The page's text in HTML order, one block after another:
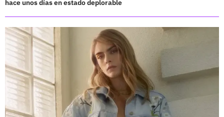
hace unos días en estado deplorable